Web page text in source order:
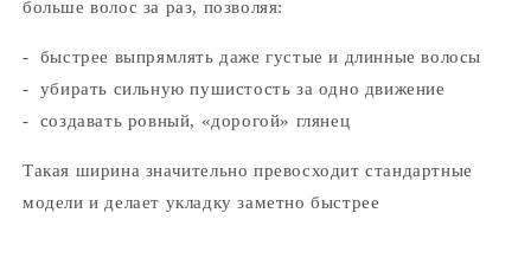
больше волос за раз, позволяя:
- быстрее выпрямлять даже густые и длинные волосы
- убирать сильную пушистость за одно движение
- создавать ровный, «дорогой» глянец
Такая ширина значительно превосходит стандартные
модели и делает укладку заметно быстрее